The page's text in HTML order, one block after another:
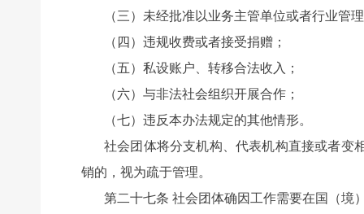
（三）未经批准以业务主管单位或者行业管
（四）违规收费或者接受捐赠；
（五）私设账户、转移合法收入；
（六）与非法社会组织开展合作；
（七）违反本办法规定的其他情形。
社会团体将分支机构、代表机构直接或者变
销的，视为疏于管理。
第二十七条 社会团体确因工作需要在国（境